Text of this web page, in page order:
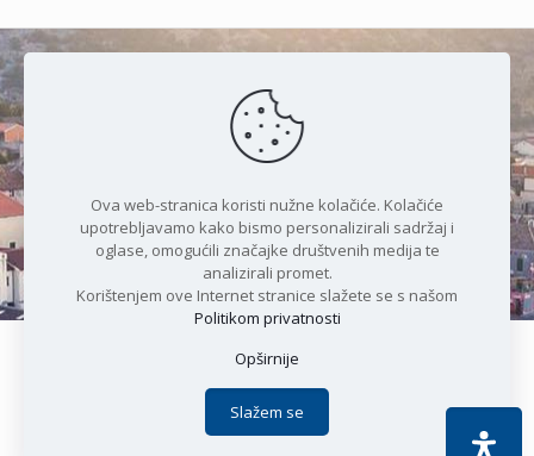
Čudesan spoj kristalnog mora i
prirode
Copyright © 2021 Općina Karlobag | Sva prava pridržana |
Politika privatnosti
Apoc IT
Ova web-stranica koristi nužne kolačiće. Kolačiće
upotrebljavamo kako bismo personalizirali sadržaj i
oglase, omogućili značajke društvenih medija te
analizirali promet.
Korištenjem ove Internet stranice slažete se s našom
Politikom privatnosti
Opširnije
Slažem se